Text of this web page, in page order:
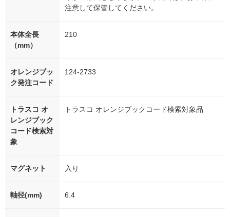
注意して保管してください。
本体全長
（mm）
210
オレンジブッ
ク発注コード
124-2733
トラスコ オ
レンジブック
コード検索対
象
トラスコ オレンジブックコード検索対象品
マグネット 入り
軸径(mm) 6.4